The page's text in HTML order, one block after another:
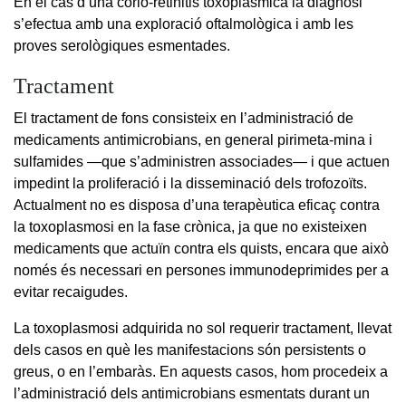
s’efectua amb una exploració oftalmològica i amb les
proves serològiques esmentades.
Tractament
El tractament de fons consisteix en l’administració de
medicaments antimicrobians, en general pirimeta-mina i
sulfamides —que s’administren associades— i que actuen
impedint la proliferació i la disseminació dels trofozoïts.
Actualment no es disposa d’una terapèutica eficaç contra
la toxoplasmosi en la fase crònica, ja que no existeixen
medicaments que actuïn contra els quists, encara que això
només és necessari en persones immunodeprimides per a
evitar recaigudes.
La toxoplasmosi adquirida no sol requerir tractament, llevat
dels casos en què les manifestacions són persistents o
greus, o en l’embaràs. En aquests casos, hom procedeix a
l’administració dels antimicrobians esmentats durant un